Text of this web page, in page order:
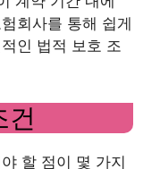
회사를 통해 쉽게
인 법적 보호 조
건
할 점이 몇 가지